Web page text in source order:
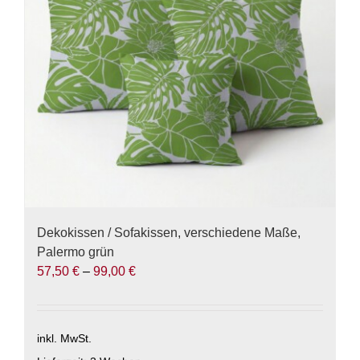
können
auf
der
Produktseite
gewählt
werden
Dekokissen / Sofakissen, verschiedene Maße,
Palermo grün
57,50 € – 99,00 €
inkl. MwSt.